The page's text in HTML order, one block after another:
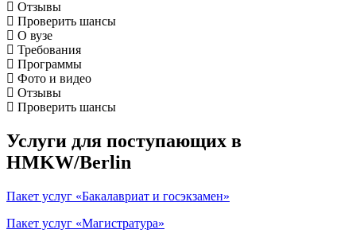
Отзывы
Проверить шансы
О вузе
Требования
Программы
Фото и видео
Отзывы
Проверить шансы
Услуги для поступающих в
HMKW/Berlin
Пакет услуг «Бакалавриат и госэкзамен»
Пакет услуг «Магистратура»